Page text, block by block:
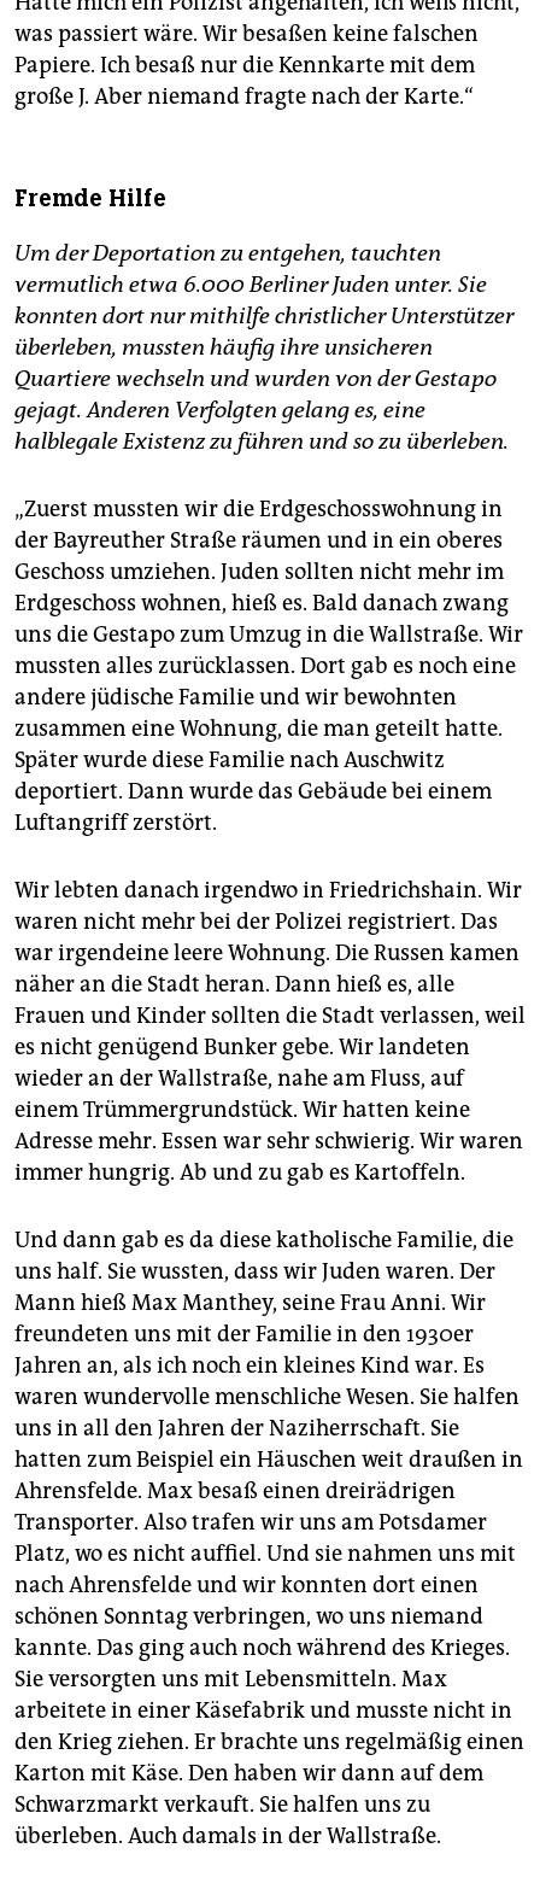
was passiert wäre. Wir besaßen keine falschen
Papiere. Ich besaß nur die Kennkarte mit dem
große J. Aber niemand fragte nach der Karte.“
Fremde Hilfe
Um der Deportation zu entgehen, tauchten
vermutlich etwa 6.000 Berliner Juden unter. Sie
konnten dort nur mithilfe christlicher Unterstützer
überleben, mussten häufig ihre unsicheren
Quartiere wechseln und wurden von der Gestapo
gejagt. Anderen Verfolgten gelang es, eine
halblegale Existenz zu führen und so zu überleben.
„Zuerst mussten wir die Erdgeschosswohnung in
der Bayreuther Straße räumen und in ein oberes
Geschoss umziehen. Juden sollten nicht mehr im
Erdgeschoss wohnen, hieß es. Bald danach zwang
uns die Gestapo zum Umzug in die Wallstraße. Wir
mussten alles zurücklassen. Dort gab es noch eine
andere jüdische Familie und wir bewohnten
zusammen eine Wohnung, die man geteilt hatte.
Später wurde diese Familie nach ­Auschwitz
deportiert. Dann wurde das Gebäude bei einem
Luftangriff zerstört.
Wir lebten danach irgendwo in Friedrichshain. Wir
waren nicht mehr bei der Polizei registriert. Das
war irgendeine leere Wohnung. Die Russen kamen
näher an die Stadt heran. Dann hieß es, alle
Frauen und Kinder sollten die Stadt verlassen, weil
es nicht genügend Bunker gebe. Wir landeten
wieder an der Wallstraße, nahe am Fluss, auf
einem Trümmergrundstück. Wir hatten keine
Adresse mehr. Essen war sehr schwierig. Wir waren
immer hungrig. Ab und zu gab es Kartoffeln.
Und dann gab es da diese katholische Familie, die
uns half. Sie wussten, dass wir Juden waren. Der
Mann hieß Max Manthey, seine Frau Anni. Wir
freundeten uns mit der Familie in den 1930er
Jahren an, als ich noch ein kleines Kind war. Es
waren wundervolle menschliche Wesen. Sie halfen
uns in all den Jahren der Naziherrschaft. Sie
hatten zum Beispiel ein Häuschen weit draußen in
Ahrensfelde. Max besaß einen dreirädrigen
Transporter. Also trafen wir uns am Potsdamer
Platz, wo es nicht auffiel. Und sie nahmen uns mit
nach Ahrensfelde und wir konnten dort einen
schönen Sonntag verbringen, wo uns niemand
kannte. Das ging auch noch während des Krieges.
Sie versorgten uns mit Lebensmitteln. Max
arbeitete in einer Käsefabrik und musste nicht in
den Krieg ziehen. Er brachte uns regelmäßig einen
Karton mit Käse. Den haben wir dann auf dem
Schwarzmarkt verkauft. Sie halfen uns zu
überleben. Auch damals in der Wallstraße.